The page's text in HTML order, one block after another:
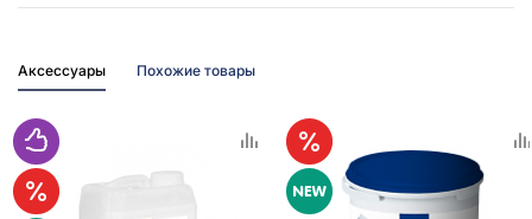
Аксессуары Похожие товары